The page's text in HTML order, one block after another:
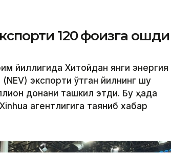
120 фоизга ошди
йиллигида Хитойдан янги энергия
экспорти ўтган йилнинг шу
донани ташкил этди. Бу ҳақда
Xinhua агентлигига таяниб хабар